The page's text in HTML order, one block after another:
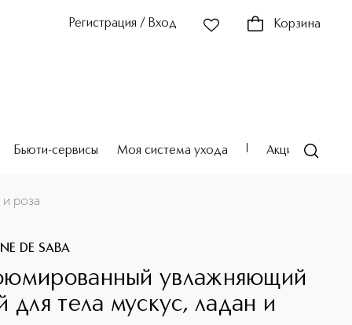
Регистрация / Вход Корзина
Бьюти-сервисы Моя система ухода Акции
роза
DE SABA
увлажняющий
для тела мускус, ладан и